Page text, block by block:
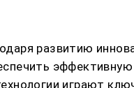
развитию
играют